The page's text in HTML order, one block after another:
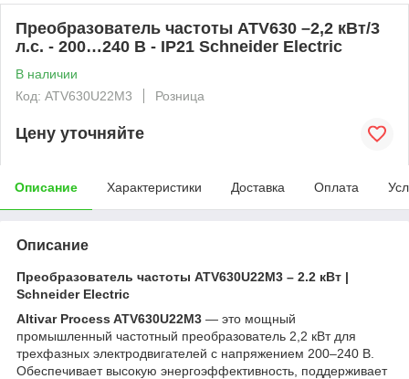
Преобразователь частоты ATV630 –2,2 кВт/3
л.с. - 200…240 В - IP21 Schneider Electric
В наличии
Код: ATV630U22M3
Розница
Цену уточняйте
Описание Характеристики Доставка Оплата
Описание
Преобразователь частоты ATV630U22M3 – 2.2 кВт |
Schneider Electric
Altivar Process ATV630U22M3 — это мощный
промышленный частотный преобразователь 2,2 кВт для
трехфазных электродвигателей с напряжением 200–240 В.
Обеспечивает высокую энергоэффективность, поддерживает